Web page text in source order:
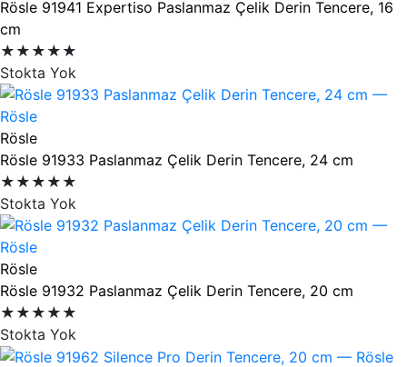
Rösle 91941 Expertiso Paslanmaz Çelik Derin Tencere, 16
cm
★★★★★
Stokta Yok
Rösle
Rösle 91933 Paslanmaz Çelik Derin Tencere, 24 cm
★★★★★
Stokta Yok
Rösle
Rösle 91932 Paslanmaz Çelik Derin Tencere, 20 cm
★★★★★
Stokta Yok